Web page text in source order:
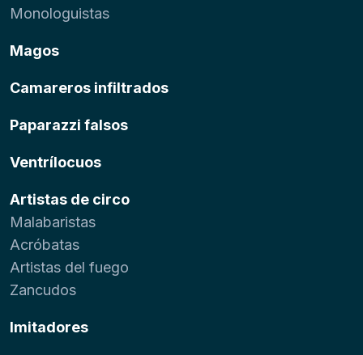
Monologuistas
Magos
Camareros infiltrados
Paparazzi falsos
Ventrílocuos
Artistas de circo
Malabaristas
Acróbatas
Artistas del fuego
Zancudos
Imitadores